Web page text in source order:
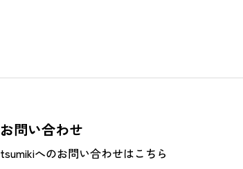
お問い合わせ
tsumikiへのお問い合わせはこちら